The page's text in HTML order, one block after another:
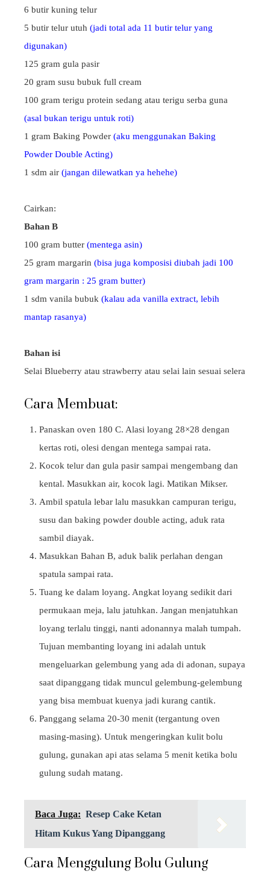
6 butir kuning telur
5 butir telur utuh (jadi total ada 11 butir telur yang
digunakan)
125 gram gula pasir
20 gram susu bubuk full cream
100 gram terigu protein sedang atau terigu serba guna
(asal bukan terigu untuk roti)
1 gram Baking Powder (aku menggunakan Baking
Powder Double Acting)
1 sdm air (jangan dilewatkan ya hehehe)
Cairkan:
Bahan B
100 gram butter (mentega asin)
25 gram margarin (bisa juga komposisi diubah jadi 100
gram margarin : 25 gram butter)
1 sdm vanila bubuk (kalau ada vanilla extract, lebih
mantap rasanya)
Bahan isi
Selai Blueberry atau strawberry atau selai lain sesuai selera
Cara Membuat:
Panaskan oven 180 C. Alasi loyang 28×28 dengan
kertas roti, olesi dengan mentega sampai rata.
Kocok telur dan gula pasir sampai mengembang dan
kental. Masukkan air, kocok lagi. Matikan Mikser.
Ambil spatula lebar lalu masukkan campuran terigu,
susu dan baking powder double acting, aduk rata
sambil diayak.
Masukkan Bahan B, aduk balik perlahan dengan
spatula sampai rata.
Tuang ke dalam loyang. Angkat loyang sedikit dari
permukaan meja, lalu jatuhkan. Jangan menjatuhkan
loyang terlalu tinggi, nanti adonannya malah tumpah.
Tujuan membanting loyang ini adalah untuk
mengeluarkan gelembung yang ada di adonan, supaya
saat dipanggang tidak muncul gelembung-gelembung
yang bisa membuat kuenya jadi kurang cantik.
Panggang selama 20-30 menit (tergantung oven
masing-masing). Untuk mengeringkan kulit bolu
gulung, gunakan api atas selama 5 menit ketika bolu
gulung sudah matang.
Baca Juga: Resep Cake Ketan
Hitam Kukus Yang Dipanggang
Cara Menggulung Bolu Gulung